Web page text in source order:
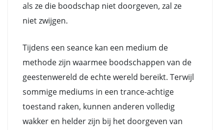
als ze die boodschap niet doorgeven, zal ze
niet zwijgen.
Tijdens een seance kan een medium de
methode zijn waarmee boodschappen van de
geestenwereld de echte wereld bereikt. Terwijl
sommige mediums in een trance-achtige
toestand raken, kunnen anderen volledig
wakker en helder zijn bij het doorgeven van